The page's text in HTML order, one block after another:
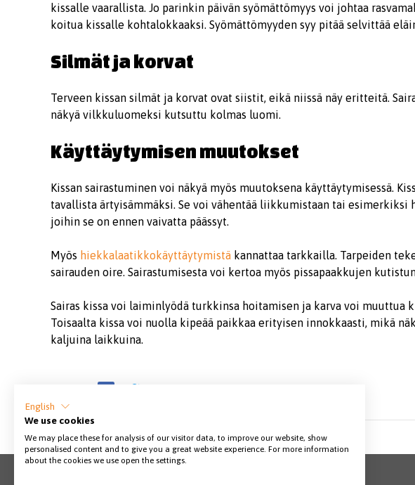
kissalle vaarallista. Jo parinkin päivän syömättömyys voi johtaa
koitua kissalle kohtalokkaaksi. Syömättömyyden syy pitää selvittää
Silmät ja korvat
Terveen kissan silmät ja korvat ovat siistit, eikä niissä näy eritteitä.
näkyä vilkkuluomeksi kutsuttu kolmas luomi.
Käyttäytymisen muutokset
Kissan sairastuminen voi näkyä myös muutoksena käyttäytymisessä.
tavallista ärtyisämmäksi. Se voi vähentää liikkumistaan tai esimerkiksi
joihin se on ennen vaivatta päässyt.
Myös hiekkalaatikkokäyttäytymistä kannattaa tarkkailla. Tarpeiden
sairauden oire. Sairastumisesta voi kertoa myös pissapaakkujen
Sairas kissa voi laiminlyödä turkkinsa hoitamisen ja karva voi muuttua
Toisaalta kissa voi nuolla kipeää paikkaa erityisen innokkaasti, mikä
kaljuina laikkuina.
English
We use cookies
We may place these for analysis of our visitor data, to improve our website, show
personalised content and to give you a great website experience. For more information
about the cookies we use open the settings.